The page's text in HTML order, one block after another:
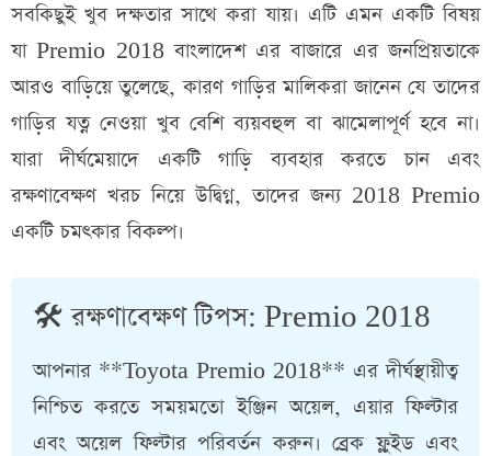
সবকিছুই খুব দক্ষতার সাথে করা যায়। এটি এমন একটি বিষয়
যা Premio 2018 বাংলাদেশ এর বাজারে এর জনপ্রিয়তাকে
আরও বাড়িয়ে তুলেছে, কারণ গাড়ির মালিকরা জানেন যে তাদের
গাড়ির যত্ন নেওয়া খুব বেশি ব্যয়বহুল বা ঝামেলাপূর্ণ হবে না।
যারা দীর্ঘমেয়াদে একটি গাড়ি ব্যবহার করতে চান এবং
রক্ষণাবেক্ষণ খরচ নিয়ে উদ্বিগ্ন, তাদের জন্য 2018 Premio
একটি চমৎকার বিকল্প।
🛠️ রক্ষণাবেক্ষণ টিপস: Premio 2018
আপনার **Toyota Premio 2018** এর দীর্ঘস্থায়ীত্ব
নিশ্চিত করতে সময়মতো ইঞ্জিন অয়েল, এয়ার ফিল্টার
এবং অয়েল ফিল্টার পরিবর্তন করুন। ব্রেক ফ্লুইড এবং